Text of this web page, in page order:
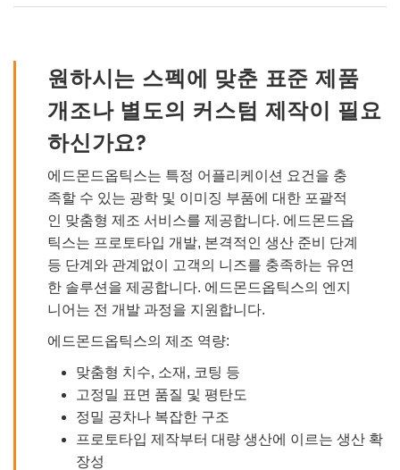
원하시는 스펙에 맞춘 표준 제품
개조나 별도의 커스텀 제작이 필요
하신가요?
에드몬드옵틱스는 특정 어플리케이션 요건을 충
족할 수 있는 광학 및 이미징 부품에 대한 포괄적
인 맞춤형 제조 서비스를 제공합니다. 에드몬드옵
틱스는 프로토타입 개발, 본격적인 생산 준비 단계
등 단계와 관계없이 고객의 니즈를 충족하는 유연
한 솔루션을 제공합니다. 에드몬드옵틱스의 엔지
니어는 전 개발 과정을 지원합니다.
에드몬드옵틱스의 제조 역량:
맞춤형 치수, 소재, 코팅 등
고정밀 표면 품질 및 평탄도
정밀 공차나 복잡한 구조
프로토타입 제작부터 대량 생산에 이르는 생산 확
장성